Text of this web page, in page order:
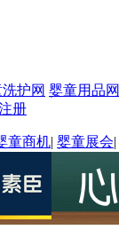
护网 婴童用品网
册
童商机| 婴童展会|